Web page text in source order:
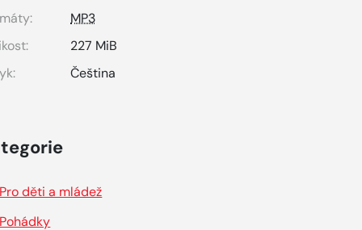
MP3
227 MiB
Čeština
Pro děti a mládež
Pohádky